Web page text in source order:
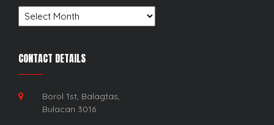
Archives
CONTACT DETAILS
Borol 1st, Balagtas,
Bulacan 3016